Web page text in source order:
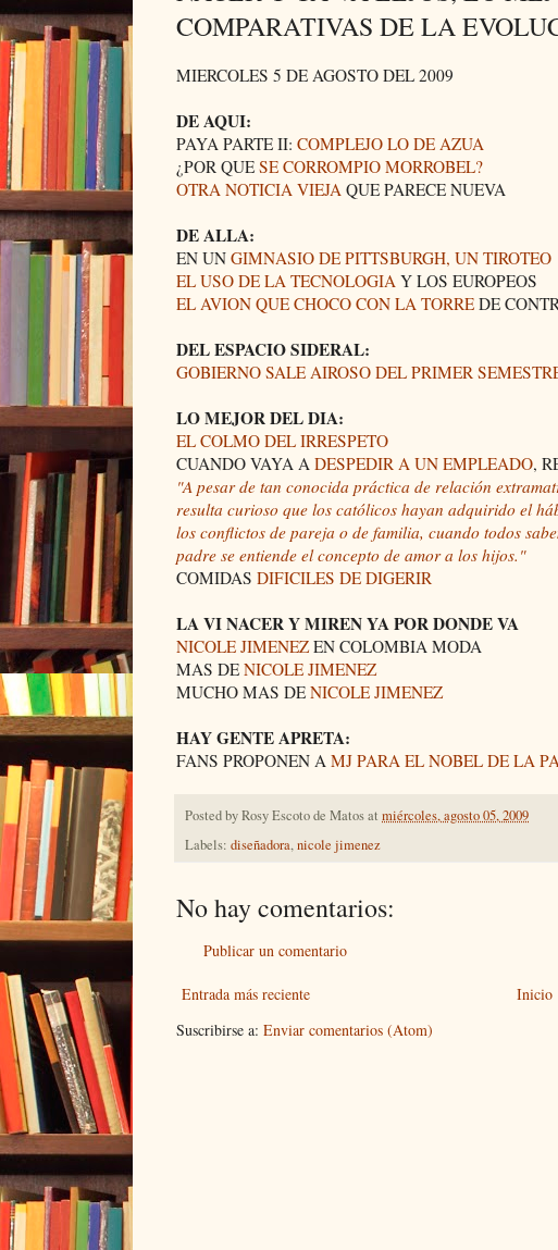
COMPARATIVAS DE LA
MIERCOLES 5 DE AGOSTO DEL 2009
DE AQUI:
PAYA PARTE II: COMPLEJO LO DE AZUA
¿POR QUE SE CORROMPIO MORROBEL?
OTRA NOTICIA VIEJA QUE PARECE NUEVA
DE ALLA:
EN UN GIMNASIO DE PITTSBURGH, UN TIROTEO
EL USO DE LA TECNOLOGIA Y LOS EUROPEOS
EL AVION QUE CHOCO CON LA TORRE DE
DEL ESPACIO SIDERAL:
GOBIERNO SALE AIROSO DEL PRIMER
LO MEJOR DEL DIA:
EL COLMO DEL IRRESPETO
CUANDO VAYA A DESPEDIR A UN EMPLEADO,
"A pesar de tan conocida práctica de relación
resulta curioso que los católicos hayan adquirido el
los conflictos de pareja o de familia, cuando todos
padre se entiende el concepto de amor a los hijos."
COMIDAS DIFICILES DE DIGERIR
LA VI NACER Y MIREN YA POR DONDE VA
NICOLE JIMENEZEN COLOMBIA MODA
MAS DE NICOLE JIMENEZ
MUCHO MAS DE NICOLE JIMENEZ
HAY GENTE APRETA:
FANS PROPONEN A MJ PARA EL NOBEL DE LA
Posted byRosy Escoto de Matosat miércoles, agosto 05, 2009
Labels: diseñadora,nicole jimenez
No hay comentarios:
Publicar un comentario
Entrada más reciente
Inicio
Suscribirse a: Enviar comentarios (Atom)